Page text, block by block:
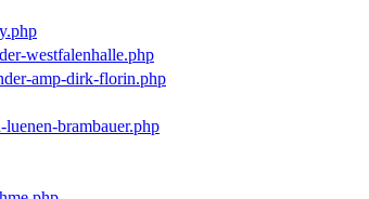
westfalenhalle.php
amp-dirk-florin.php
brambauer.php